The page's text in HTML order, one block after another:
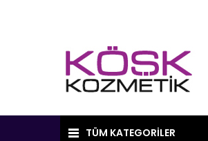
TÜM KATEGORİLER